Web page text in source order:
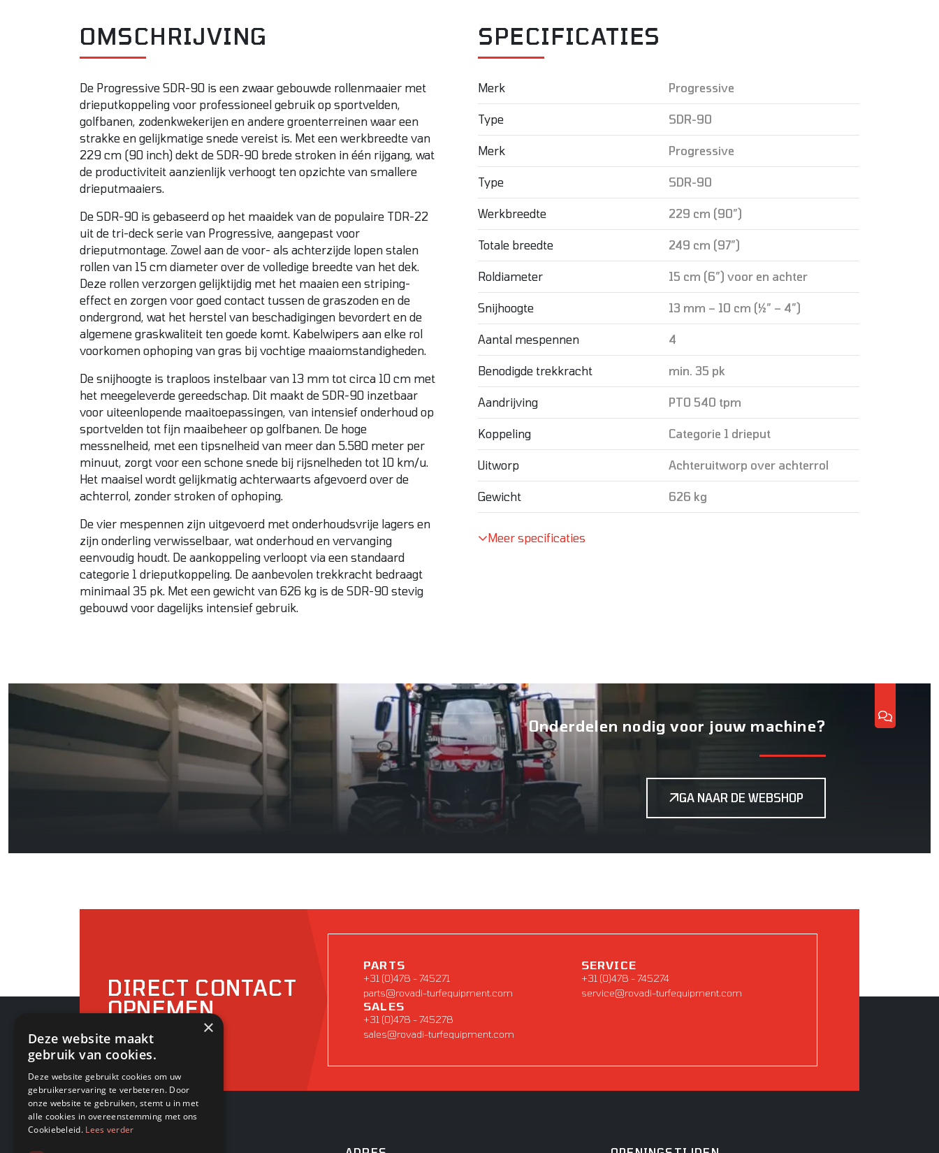
OMSCHRIJVING
De Progressive SDR-90 is een zwaar gebouwde rollenmaaier met
drieputkoppeling voor professioneel gebruik op sportvelden,
golfbanen, zodenkwekerijen en andere groenterreinen waar een
strakke en gelijkmatige snede vereist is. Met een werkbreedte van
229 cm (90 inch) dekt de SDR-90 brede stroken in één rijgang, wat
de productiviteit aanzienlijk verhoogt ten opzichte van smallere
drieputmaaiers.
De SDR-90 is gebaseerd op het maaidek van de populaire TDR-22
uit de tri-deck serie van Progressive, aangepast voor
drieputmontage. Zowel aan de voor- als achterzijde lopen stalen
rollen van 15 cm diameter over de volledige breedte van het dek.
Deze rollen verzorgen gelijktijdig met het maaien een striping-
effect en zorgen voor goed contact tussen de graszoden en de
ondergrond, wat het herstel van beschadigingen bevordert en de
algemene graskwaliteit ten goede komt. Kabelwipers aan elke rol
voorkomen ophoping van gras bij vochtige maaiomstandigheden.
De snijhoogte is traploos instelbaar van 13 mm tot circa 10 cm met
het meegeleverde gereedschap. Dit maakt de SDR-90 inzetbaar
voor uiteenlopende maaitoepassingen, van intensief onderhoud op
sportvelden tot fijn maaibeheer op golfbanen. De hoge
messnelheid, met een tipsnelheid van meer dan 5.580 meter per
minuut, zorgt voor een schone snede bij rijsnelheden tot 10 km/u.
Het maaisel wordt gelijkmatig achterwaarts afgevoerd over de
achterrol, zonder stroken of ophoping.
De vier mespennen zijn uitgevoerd met onderhoudsvrije lagers en
zijn onderling verwisselbaar, wat onderhoud en vervanging
eenvoudig houdt. De aankoppeling verloopt via een standaard
categorie 1 drieputkoppeling. De aanbevolen trekkracht bedraagt
minimaal 35 pk. Met een gewicht van 626 kg is de SDR-90 stevig
gebouwd voor dagelijks intensief gebruik.
SPECIFICATIES
Merk Progressive
Type SDR-90
Merk Progressive
Type SDR-90
Werkbreedte 229 cm (90″)
Totale breedte 249 cm (97″)
Roldiameter 15 cm (6″) voor en achter
Snijhoogte 13 mm – 10 cm (½″ – 4″)
Aantal mespennen 4
Benodigde trekkracht min. 35 pk
Aandrijving PTO 540 tpm
Koppeling Categorie 1 drieput
Uitworp Achteruitworp over achterrol
Gewicht 626 kg
Meer specificaties
Onderdelen nodig voor jouw machine?
GA NAAR DE WEBSHOP
DIRECT CONTACT
OPNEMEN
PARTS
+31 (0)478 - 745271
parts@rovadi-turfequipment.com
SERVICE
+31 (0)478 - 745274
service@rovadi-turfequipment.com
SALES
+31 (0)478 - 745278
sales@rovadi-turfequipment.com
×
Deze website maakt
gebruik van cookies.
Deze website gebruikt cookies om uw
gebruikerservaring te verbeteren. Door
onze website te gebruiken, stemt u in met
alle cookies in overeenstemming met ons
Cookiebeleid. Lees verder